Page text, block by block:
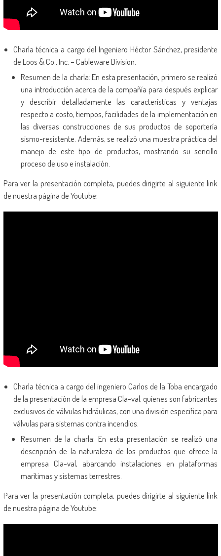
Charla técnica a cargo del Ingeniero Héctor Sánchez, presidente
de Loos & Co., Inc. – Cableware Division.
Resumen de la charla: En esta presentación, primero se realizó
una introducción acerca de la compañía para después explicar
y describir detalladamente las características y ventajas
respecto a costo, tiempos, facilidades de la implementación en
las diversas construcciones de sus productos de soportería
sismo-resistente. Además, se realizó una muestra práctica del
manejo de este tipo de productos, mostrando su sencillo
proceso de uso e instalación.
Para ver la presentación completa, puedes dirigirte al siguiente link
de nuestra página de Youtube:
Charla técnica a cargo del ingeniero Carlos de la Toba encargado
de la presentación de la empresa Cla-val, quienes son fabricantes
exclusivos de válvulas hidráulicas, con una división específica para
válvulas para sistemas contra incendios.
Resumen de la charla: En esta presentación se realizó una
descripción de la naturaleza de los productos que ofrece la
empresa Cla-val, abarcando instalaciones en plataformas
marítimas y sistemas terrestres.
Para ver la presentación completa, puedes dirigirte al siguiente link
de nuestra página de Youtube: